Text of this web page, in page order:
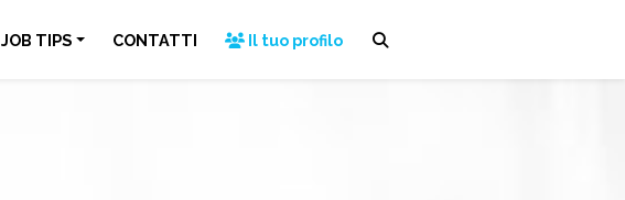
JOB TIPS CONTATTI Il tuo profilo